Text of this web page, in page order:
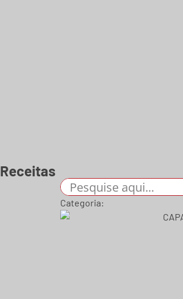
Receitas
Categoria: